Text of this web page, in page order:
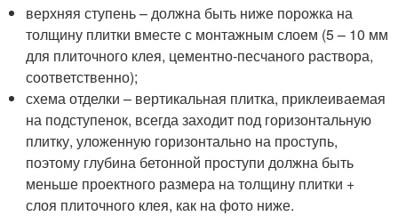
верхняя ступень – должна быть ниже порожка на
толщину плитки вместе с монтажным слоем (5 – 10 мм
для плиточного клея, цементно-песчаного раствора,
соответственно);
схема отделки – вертикальная плитка, приклеиваемая
на подступенок, всегда заходит под горизонтальную
плитку, уложенную горизонтально на проступь,
поэтому глубина бетонной проступи должна быть
меньше проектного размера на толщину плитки +
слоя плиточного клея, как на фото ниже.